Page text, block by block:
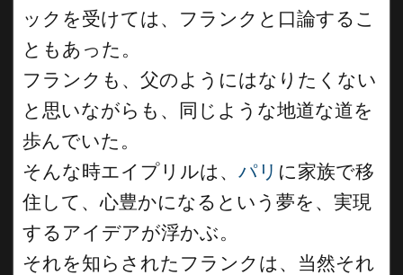
ックを受けては、フランクと口論するこ
ともあった。
フランクも、父のようにはなりたくない
と思いながらも、同じような地道な道を
歩んでいた。
そんな時エイプリルは、 パリ に家族で移
住して、心豊かになるという夢を、実現
するアイデアが浮かぶ。
それを知らされたフランクは、当然それ